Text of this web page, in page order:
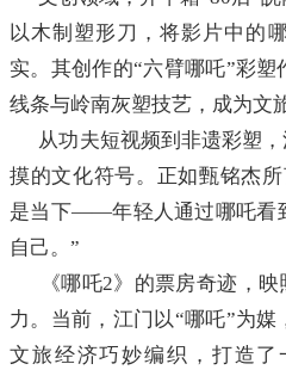
以木制塑形刀，将影片中的
实。其创作的“六臂哪吒”彩
线条与岭南灰塑技艺，成为文
从功夫短视频到非遗彩塑，
摸的文化符号。正如甄铭杰
是当下——年轻人通过哪吒看
自己。”
《哪吒2》的票房奇迹，映
力。当前，江门以“哪吒”为
文旅经济巧妙编织，打造